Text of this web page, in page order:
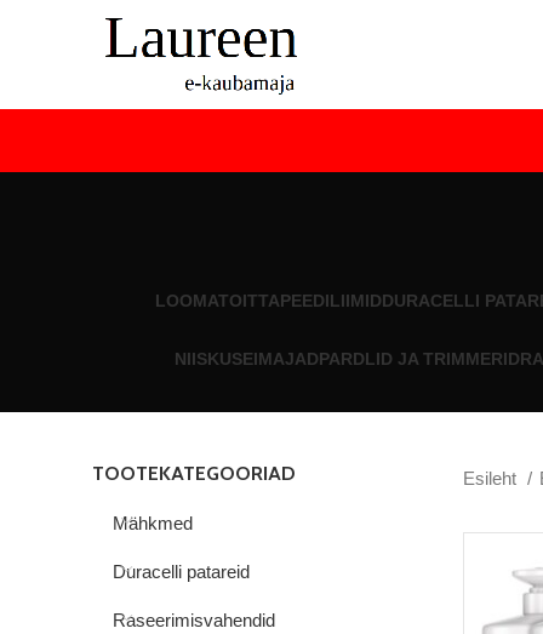
LOOMATOITTAPEEDILIIMIDDURACELLI
NIISKUSEIMAJADPARDLID JA TRIMMERID
TOOTEKATEGOORIAD
Mähkmed
Duracelli patareid
Raseerimisvahendid
Esileht